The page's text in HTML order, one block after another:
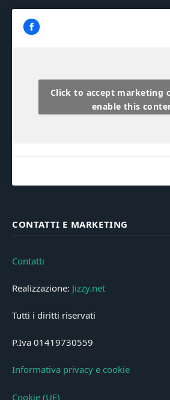
Click to accept marketing
enable this
CONTATTI E MARKETING
Contatti
Realizzazione: Jizzy.net
Tutti i diritti riservati
P.Iva 01419730559
Informativa privacy e cookie
Cookie (UE)